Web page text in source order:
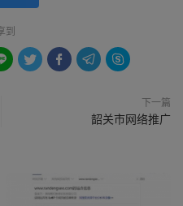
到
   
下一篇
韶关市网络推广